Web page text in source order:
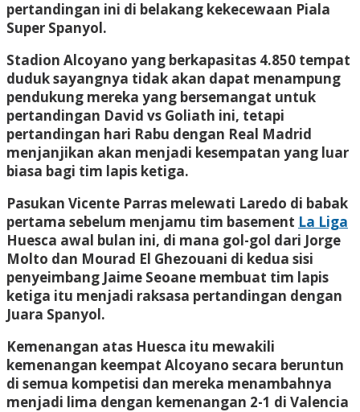
pertandingan ini di belakang kekecewaan Piala
Super Spanyol.
Stadion Alcoyano yang berkapasitas 4.850 tempat
duduk sayangnya tidak akan dapat menampung
pendukung mereka yang bersemangat untuk
pertandingan David vs Goliath ini, tetapi
pertandingan hari Rabu dengan Real Madrid
menjanjikan akan menjadi kesempatan yang luar
biasa bagi tim lapis ketiga.
Pasukan Vicente Parras melewati Laredo di babak
pertama sebelum menjamu tim basement La Liga
Huesca awal bulan ini, di mana gol-gol dari Jorge
Molto dan Mourad El Ghezouani di kedua sisi
penyeimbang Jaime Seoane membuat tim lapis
ketiga itu menjadi raksasa pertandingan dengan
Juara Spanyol.
Kemenangan atas Huesca itu mewakili
kemenangan keempat Alcoyano secara beruntun
di semua kompetisi dan mereka menambahnya
menjadi lima dengan kemenangan 2-1 di Valencia